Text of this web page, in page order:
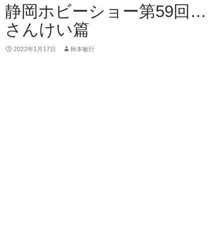
静岡ホビーショー第59回…
さんけい篇
2022年1月17日 秋本敏行